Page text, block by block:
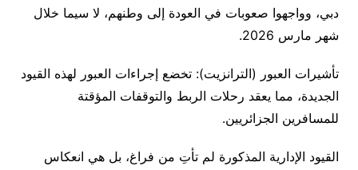
دبي، وواجهوا صعوبات في العودة إلى وطنهم، لا سيما خلال
شهر مارس 2026.
تأشيرات العبور (الترانزيت): تخضع إجراءات العبور لهذه القيود
الجديدة، مما يعقد رحلات الربط والتوقفات المؤقتة
للمسافرين الجزائريين.
القيود الإدارية المذكورة لم تأتِ من فراغ، بل هي انعكاس